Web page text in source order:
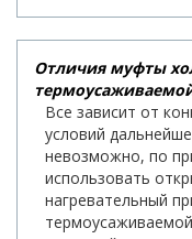
Отличия муфты
Все зависит от
условий
невозможно, по
использовать
нагревательный